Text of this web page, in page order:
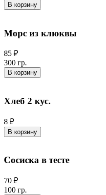
В корзину
Морс из клюквы
85 ₽
300 гр.
В корзину
Хлеб 2 кус.
8 ₽
В корзину
Сосиска в тесте
70 ₽
100 гр.